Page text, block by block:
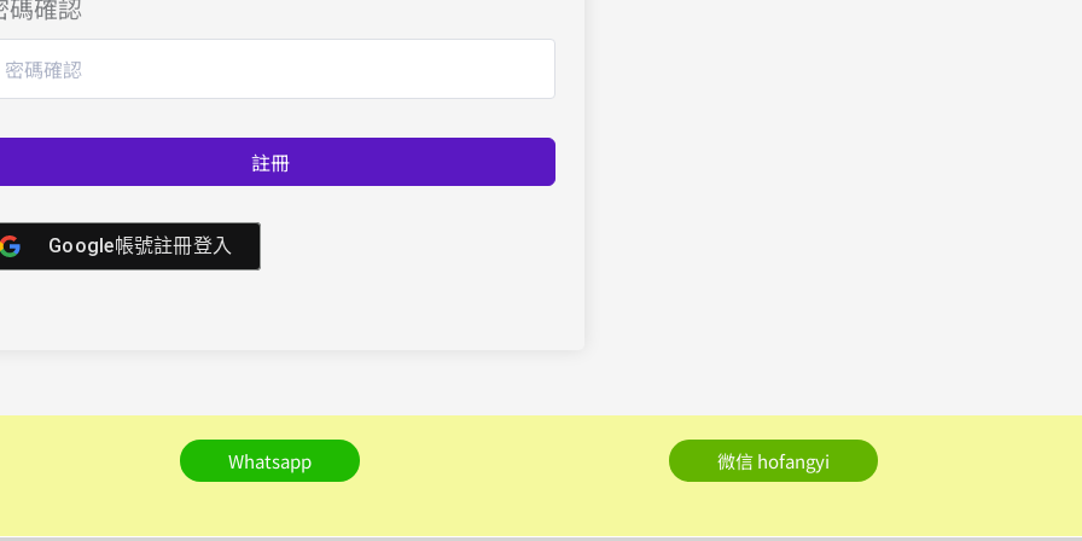
碼確認
註冊
Google帳號註冊登入
Whatsapp 微信 hofangyi